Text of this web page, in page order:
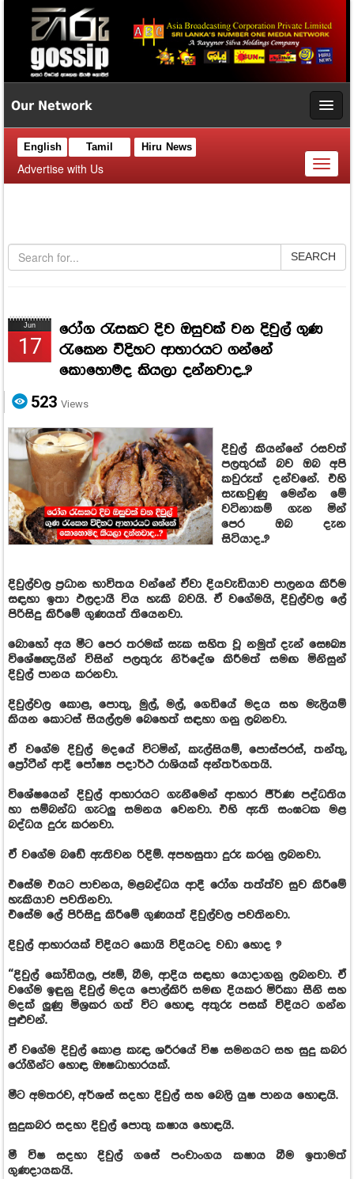
Our Network
English Tamil Hiru News
Advertise with Us
Toggle
SEARCH
Jun
17
රෝග රැසකට දිව ඔසුවක් වන දිවුල් ගුණ
රැකෙන විදිහට ආහාරයට ගන්නේ
කොහොමද කියලා දන්නවාද..?
523 Views
දිවුල් කියන්නේ රසවත්
පලතුරක් බව ඔබ අපි
කවුරුත් දන්වනේ. එහි
සැඟවුණු මෙන්න මේ
වටිනාකම් ගැන මින්
පෙර ඔබ දැන
සිටියාද..?
දිවුල්වල ප්‍රධාන භාවිතය වන්නේ ඒවා දියවැඩියාව පාලනය කිරීම
සඳහා ඉතා ඵලදායී විය හැකි බවයි. ඒ වගේමයි, දිවුල්වල ලේ
පිරිසිදු කිරීමේ ගුණයත් තියෙනවා.
බොහෝ අය මීට පෙර තරමක් සැක සහිත වූ නමුත් දැන් සෞඛ්‍ය
විශේෂඥයින් විසින් පලතුරු නිර්දේශ කිරීමත් සමඟ මිනිසුන්
දිවුල් පානය කරනවා.
දිවුල්වල කොළ, පොතු, මුල්, මල්, ගෙඩියේ මදය සහ මැලියම්
කියන කොටස් සියල්ලම බෙහෙත් සඳහා ගනු ලබනවා.
ඒ වගේම දිවුල් මදයේ විටමින්, කැල්සියම්, පොස්පරස්, තන්තු,
ප්‍රෝටීන් ආදී පෝෂ්‍ය පදාර්ථ රාශියක් අන්තර්ගතයි.
විශේෂයෙන් දිවුල් ආහාරයට ගැනීමෙන් ආහාර ජීර්ණ පද්ධතිය
හා සම්බන්ධ ගැටලු සමනය වෙනවා. එහි ඇති සංඝටක මළ
බද්ධය දුරු කරනවා.
ඒ වගේම බඩේ ඇතිවන රිදිම්. අපහසුතා දුරු කරනු ලබනවා.
එසේම එයට පාචනය, මළබද්ධය ආදී රෝග තත්ත්ව සුව කිරීමේ
හැකියාව පවතිනවා.
එසේම ලේ පිරිසිදු කිරීමේ ගුණයත් දිවුල්වල පවතිනවා.
දිවුල් ආහාරයක් විදියට කොයි විදියටද වඩා හොද ?
“දිවුල් කෝඩියල, ජෑම්, බීම, ආදිය සඳහා යොදාගනු ලබනවා. ඒ
වගේම ඉඳුනු දිවුල් මදය පොල්කිරි සමඟ දියකර මිරිකා සීනි සහ
මදක් ලුණු මිශ්‍රකර ගත් විට හොඳ අතුරු පසක් විදියට ගන්න
පුළුවන්.
ඒ වගේම දිවුල් කොළ කැඳ ශරීරයේ විෂ සමනයට සහ සුදු කබර
රෝගීන්ට හොඳ ඖෂධාහාරයක්.
මීට අමතරව, අර්ශස් සදහා දිවුල් සහ බෙලි යුෂ පානය හොඳයි.
සුදුකබර සදහා දිවුල් පොතු කෂාය හොඳයි.
මී විෂ සදහා දිවුල් ගසේ පංචාංගය කෂාය බීම ඉතාමත්
ගුණදායකයි.